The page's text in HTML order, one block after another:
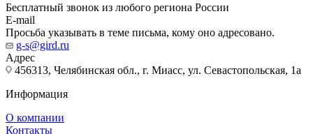
Бесплатный звонок из любого региона России
E-mail
Просьба указывать в теме письма, кому оно адресовано.
g-s@gird.ru
Адрес
456313, Челябинская обл., г. Миасс, ул. Севастопольская, 1а
Информация
О компании
Контакты